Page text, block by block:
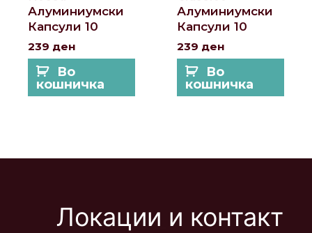
Алуминиумски
Капсули 10
239 ден
Во
кошничка
Алуминиумски
Капсули 10
239 ден
Во
кошничка
Локации и контакт